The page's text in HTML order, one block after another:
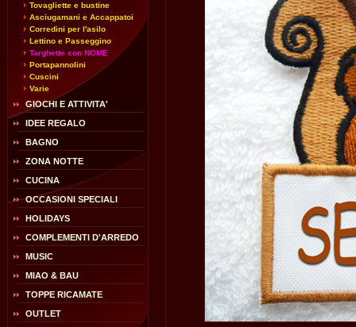
Tovagliette e bustine
Asciugamani e Accappatoi
Corredini per l'asilo
Lettino e Passeggino
Targhette con NOME
Portapannolini
Cuscini
Varie
GIOCHI E ATTIVITA'
IDEE REGALO
BAGNO
ZONA NOTTE
CUCINA
OCCASIONI SPECIALI
HOLIDAYS
COMPLEMENTI D'ARREDO
MUSIC
MIAO & BAU
TOPPE RICAMATE
OUTLET